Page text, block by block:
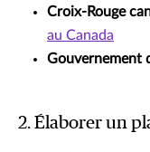
Croix-Rouge
au Canada
Gouvernement
2. Élaborer un